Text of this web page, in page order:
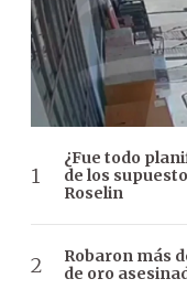
¿Fue todo
de los
Roselin
Robaron más
de oro